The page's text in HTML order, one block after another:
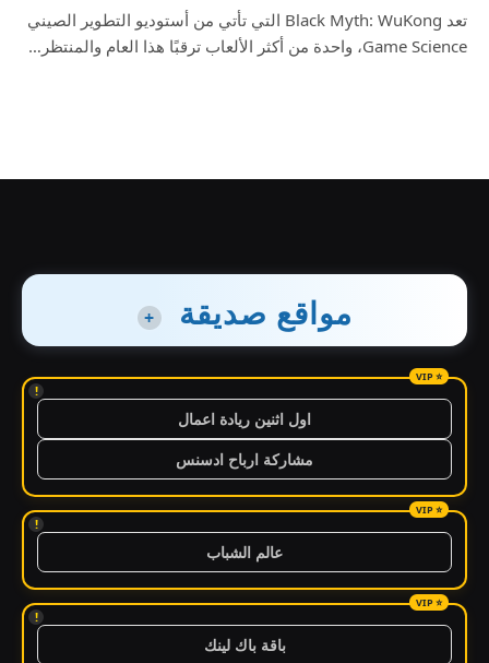
تعد Black Myth: WuKong التي تأتي من أستوديو التطوير الصيني
Game Science، واحدة من أكثر الألعاب ترقبًا هذا العام والمنتظر…
مواقع صديقة +
!
اول اثنين ريادة اعمال
مشاركة ارباح ادسنس
!
عالم الشباب
!
باقة باك لينك